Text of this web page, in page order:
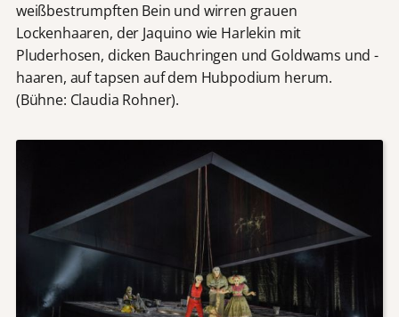
weißbestrumpften Bein und wirren grauen
Lockenhaaren, der Jaquino wie Harlekin mit
Pluderhosen, dicken Bauchringen und Goldwams und -
haaren, auf tapsen auf dem Hubpodium herum.
(Bühne: Claudia Rohner).